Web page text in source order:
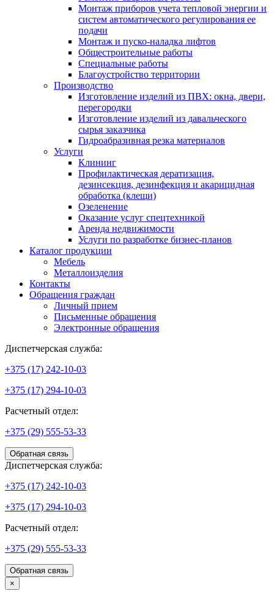
Монтаж приборов учета тепловой энергии и
систем автоматического регулирования ее
подачи
Монтаж и пуско-наладка лифтов
Общестроительные работы
Специальные работы
Благоустройство территории
Производство
Изготовление изделий из ПВХ: окна, двери,
перегородки
Изготовление изделий из давальческого
сырья заказчика
Гидроабразивная резка материалов
Услуги
Клининг
Профилактическая дератизация,
дезинсекция, дезинфекция и акарицидная
обработка (клещи)
Озеленение
Оказание услуг спецтехникой
Аренда недвижимости
Услуги по разработке бизнес-планов
Каталог продукции
Мебель
Металлоизделия
Контакты
Обращения граждан
Личный прием
Письменные обращения
Электронные обращения
Диспетчерская служба:
+375 (17) 242-10-03
+375 (17) 294-10-03
Расчетный отдел:
+375 (29) 555-53-33
Обратная связь
Диспетчерская служба:
+375 (17) 242-10-03
+375 (17) 294-10-03
Расчетный отдел:
+375 (29) 555-53-33
Обратная связь
×